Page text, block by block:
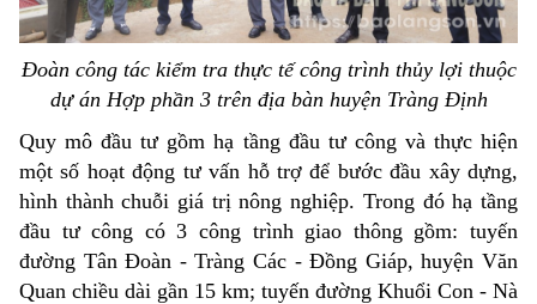
Đoàn công tác kiểm tra thực tế công trình thủy lợi thuộc
dự án Hợp phần 3 trên địa bàn huyện Tràng Định
Quy mô đầu tư gồm hạ tầng đầu tư công và thực hiện
một số hoạt động tư vấn hỗ trợ để bước đầu xây dựng,
hình thành chuỗi giá trị nông nghiệp. Trong đó hạ tầng
đầu tư công có 3 công trình giao thông gồm: tuyến
đường Tân Đoàn - Tràng Các - Đồng Giáp, huyện Văn
Quan chiều dài gần 15 km; tuyến đường Khuổi Con - Nà